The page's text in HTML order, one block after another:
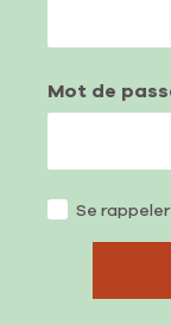
Mot de
Se